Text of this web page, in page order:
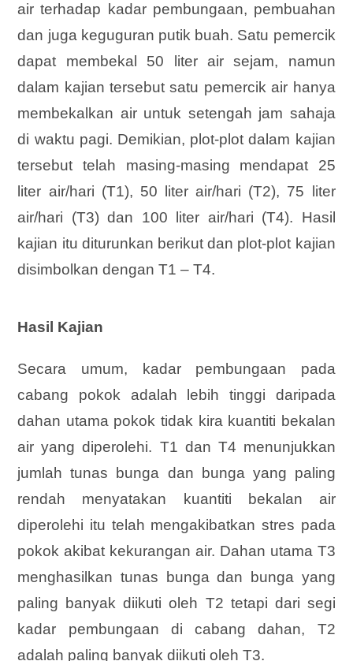
air terhadap kadar pembungaan, pembuahan
dan juga keguguran putik buah. Satu pemercik
dapat membekal 50 liter air sejam, namun
dalam kajian tersebut satu pemercik air hanya
membekalkan air untuk setengah jam sahaja
di waktu pagi. Demikian, plot-plot dalam kajian
tersebut telah masing-masing mendapat 25
liter air/hari (T1), 50 liter air/hari (T2), 75 liter
air/hari (T3) dan 100 liter air/hari (T4). Hasil
kajian itu diturunkan berikut dan plot-plot kajian
disimbolkan dengan T1 – T4.
Hasil Kajian
Secara umum, kadar pembungaan pada
cabang pokok adalah lebih tinggi daripada
dahan utama pokok tidak kira kuantiti bekalan
air yang diperolehi. T1 dan T4 menunjukkan
jumlah tunas bunga dan bunga yang paling
rendah menyatakan kuantiti bekalan air
diperolehi itu telah mengakibatkan stres pada
pokok akibat kekurangan air. Dahan utama T3
menghasilkan tunas bunga dan bunga yang
paling banyak diikuti oleh T2 tetapi dari segi
kadar pembungaan di cabang dahan, T2
adalah paling banyak diikuti oleh T3.